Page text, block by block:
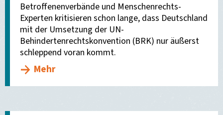
Betroffenenverbände und Menschenrechts-
Experten kritisieren schon lange, dass Deutschland
mit der Umsetzung der UN-
Behindertenrechtskonvention (BRK) nur äußerst
schleppend voran kommt.
Mehr